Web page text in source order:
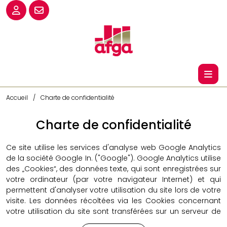
Accueil Charte de confidentialité
Charte de confidentialité
Ce site utilise les services d'analyse web Google Analytics
de la société Google In. ("Google"). Google Analytics utilise
des „Cookies“, des données texte, qui sont enregistrées sur
votre ordinateur (par votre navigateur Internet) et qui
permettent d'analyser votre utilisation du site lors de votre
visite. Les données récoltées via les Cookies concernant
votre utilisation du site sont transférées sur un serveur de
Google aux USA et enregistrées sur place. Dans le cas